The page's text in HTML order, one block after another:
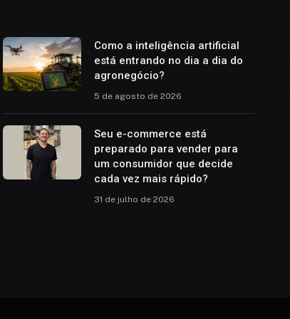
Como a inteligência artificial
está entrando no dia a dia do
agronegócio?
5 de agosto de 2026
Seu e-commerce está
preparado para vender para
um consumidor que decide
cada vez mais rápido?
31 de julho de 2026